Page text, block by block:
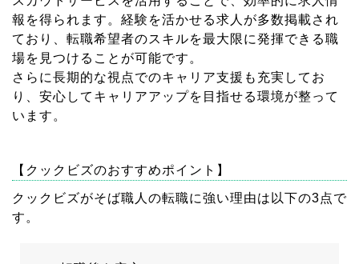
報を得られます。経験を活かせる求人が多数掲載され
ており、転職希望者のスキルを最大限に発揮できる職
場を見つけることが可能です。
さらに長期的な視点でのキャリア支援も充実してお
り、安心してキャリアアップを目指せる環境が整って
います。
【クックビズのおすすめポイント】
クックビズがそば職人の転職に強い理由は以下の3点で
す。